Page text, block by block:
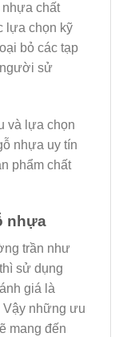
chất
lựa chọn kỹ
bỏ các tạp
người sử
và lựa chọn
nhựa uy tín
phẩm chất
nhựa
trần như
sử dụng
giá là
Vậy những ưu
mang đến